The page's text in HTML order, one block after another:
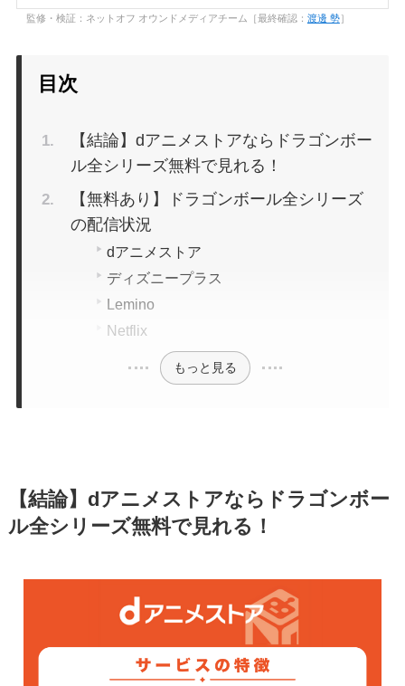
監修・検証：ネットオフ オウンドメディアチーム［最終確認： 渡邊 勢］
目次
【結論】dアニメストアならドラゴンボー
ル全シリーズ無料で見れる！
【無料あり】ドラゴンボール全シリーズ
の配信状況
dアニメストア
ディズニープラス
Lemino
Netflix
もっと見る
【結論】dアニメストアならドラゴンボー
ル全シリーズ無料で見れる！